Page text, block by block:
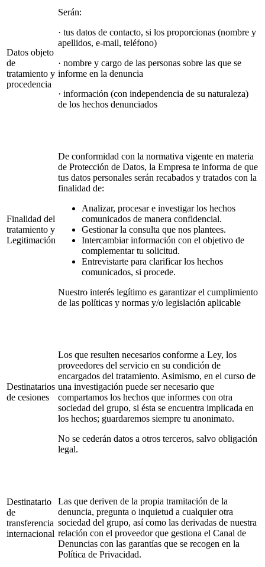
Datos objeto
de
tratamiento y
procedencia
Serán:
· tus datos de contacto, si los proporcionas (nombre y
apellidos, e-mail, teléfono)
· nombre y cargo de las personas sobre las que se
informe en la denuncia
· información (con independencia de su naturaleza)
de los hechos denunciados
Finalidad del
tratamiento y
Legitimación
De conformidad con la normativa vigente en materia
de Protección de Datos, la Empresa te informa de que
tus datos personales serán recabados y tratados con la
finalidad de:
Analizar, procesar e investigar los hechos
comunicados de manera confidencial.
Gestionar la consulta que nos plantees.
Intercambiar información con el objetivo de
complementar tu solicitud.
Entrevistarte para clarificar los hechos
comunicados, si procede.
Nuestro interés legítimo es garantizar el cumplimiento
de las políticas y normas y/o legislación aplicable
Destinatarios
de cesiones
Los que resulten necesarios conforme a Ley, los
proveedores del servicio en su condición de
encargados del tratamiento. Asimismo, en el curso de
una investigación puede ser necesario que
compartamos los hechos que informes con otra
sociedad del grupo, si ésta se encuentra implicada en
los hechos; guardaremos siempre tu anonimato.
No se cederán datos a otros terceros, salvo obligación
legal.
Destinatario
de
transferencia
internacional
Las que deriven de la propia tramitación de la
denuncia, pregunta o inquietud a cualquier otra
sociedad del grupo, así como las derivadas de nuestra
relación con el proveedor que gestiona el Canal de
Denuncias con las garantías que se recogen en la
Política de Privacidad.